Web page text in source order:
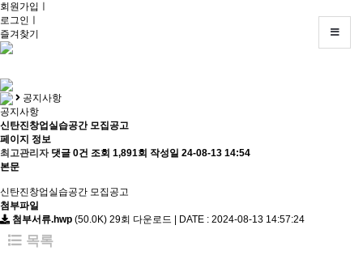
회원가입
로그인
즐겨찾기
회
원
가
입
그
인
ㅣ
즐
겨
찾
기
고
객
센
터
공지사항
공지사항
신탄진창업실습공간 모집공고
페이지 정보
최고관리자 댓글 0건 조회 1,891회 작성일 24-08-13 14:54
본문
신탄진창업실습공간 모집공고
첨부파일
첨부서류.hwp (50.0K) 29회 다운로드 | DATE : 2024-08-13 14:57:24
목록